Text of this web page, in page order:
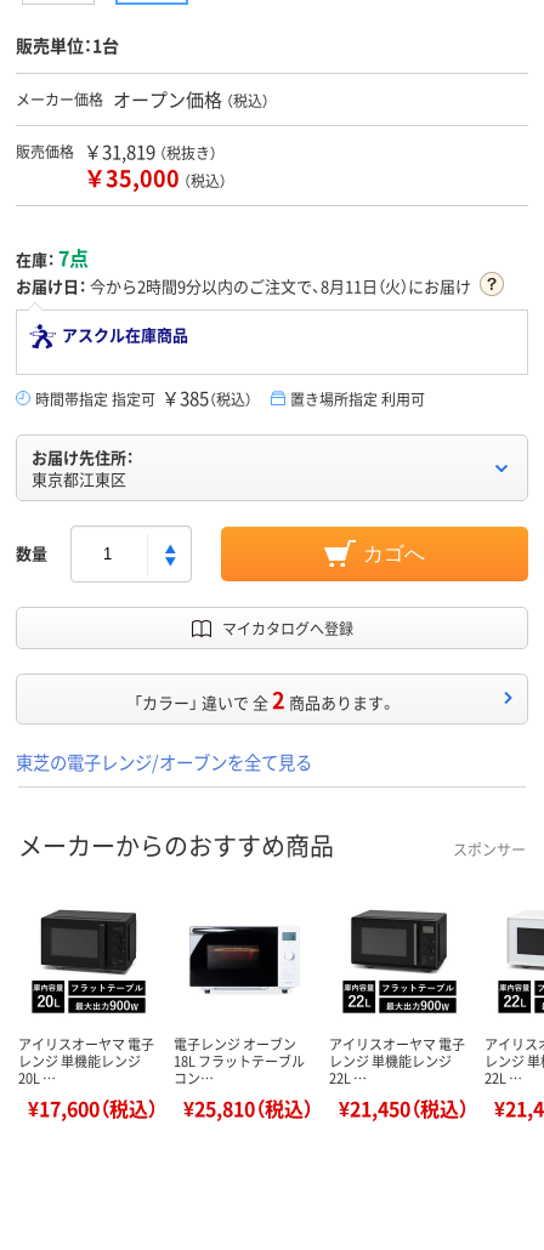
販売単位：1台
メーカー価格 オープン価格 （税込）
販売価格 ￥31,819 （税抜き）
￥35,000 （税込）
在庫： 7点
お届け日： 今から2時間9分以内のご注文で、8月11日（火）にお届け
アスクル在庫商品
時間帯指定 指定可 ￥385（税込） 置き場所指定 利用可
お届け先住所：
東京都江東区
数量 カゴへ
マイカタログへ登録
「カラー」 違いで 全2 商品あります。
東芝の電子レンジ/オーブンを全て見る
メーカーからのおすすめ商品 スポンサー
アイリスオーヤマ 電子
レンジ 単機能レンジ
20L …
¥17,600（税込）
電子レンジ オーブン
18L フラットテーブル
コン…
¥25,810（税込）
アイリスオーヤマ 電子
レンジ 単機能レンジ
22L …
¥21,450（税込）
アイリス
レンジ
22L …